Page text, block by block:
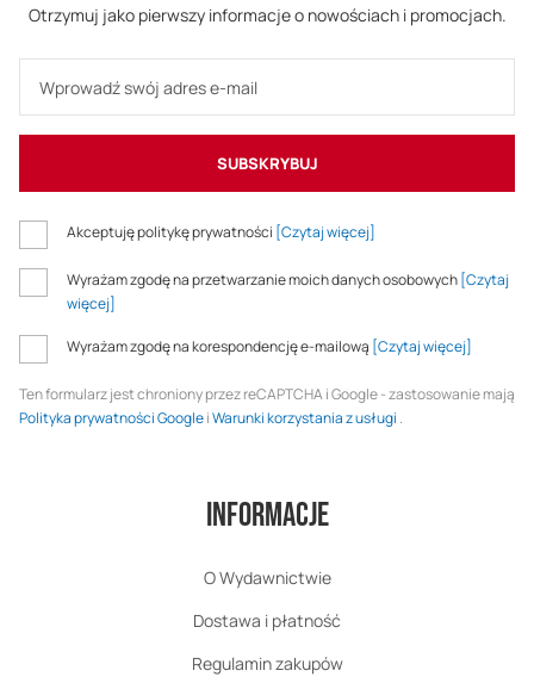
Otrzymuj jako pierwszy informacje o nowościach i promocjach.
SUBSKRYBUJ
Akceptuję politykę prywatności [Czytaj więcej]
Wyrażam zgodę na przetwarzanie moich danych osobowych[Czytaj
więcej]
Wyrażam zgodę na korespondencję e-mailową [Czytaj więcej]
Ten formularz jest chroniony przez reCAPTCHA i Google - zastosowanie mają
Polityka prywatności GoogleiWarunki korzystania z usługi .
Informacje
O Wydawnictwie
Dostawa i płatność
Regulamin zakupów